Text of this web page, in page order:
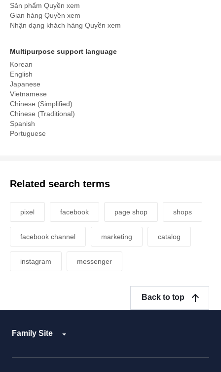
Sản phẩm Quyền xem
Gian hàng Quyền xem
Nhận dạng khách hàng Quyền xem
Multipurpose support language
Korean
English
Japanese
Vietnamese
Chinese (Simplified)
Chinese (Traditional)
Spanish
Portuguese
Related search terms
pixel facebook page shop shops
facebook channel marketing catalog
instagram messenger
Family Site
Back to top